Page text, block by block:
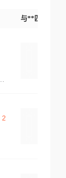
与**匹配交易
2